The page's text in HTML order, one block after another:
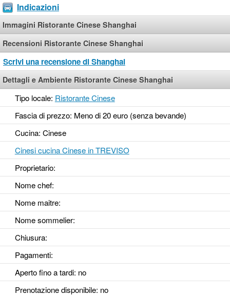
Indicazioni
Immagini Ristorante Cinese Shanghai
Recensioni Ristorante Cinese Shanghai
Scrivi una recensione di Shanghai
Dettagli e Ambiente Ristorante Cinese Shanghai
Tipo locale: Ristorante Cinese
Fascia di prezzo: Meno di 20 euro (senza bevande)
Cucina: Cinese
Cinesi cucina Cinese in TREVISO
Proprietario:
Nome chef:
Nome maitre:
Nome sommelier:
Chiusura:
Pagamenti:
Aperto fino a tardi: no
Prenotazione disponibile: no